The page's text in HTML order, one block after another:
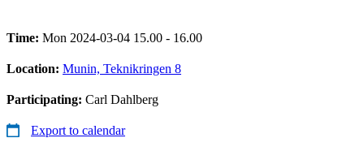
Time: Mon 2024-03-04 15.00 - 16.00
Location: Munin, Teknikringen 8
Participating: Carl Dahlberg
Export to calendar